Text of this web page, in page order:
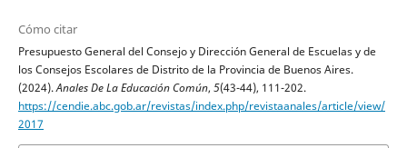
Cómo citar
Presupuesto General del Consejo y Dirección General de Escuelas y de
los Consejos Escolares de Distrito de la Provincia de Buenos Aires.
(2024).Anales De La Educación Común, 5(43-44), 111-202.
https://cendie.abc.gob.ar/revistas/index.php/revistaanales/article/view/
2017